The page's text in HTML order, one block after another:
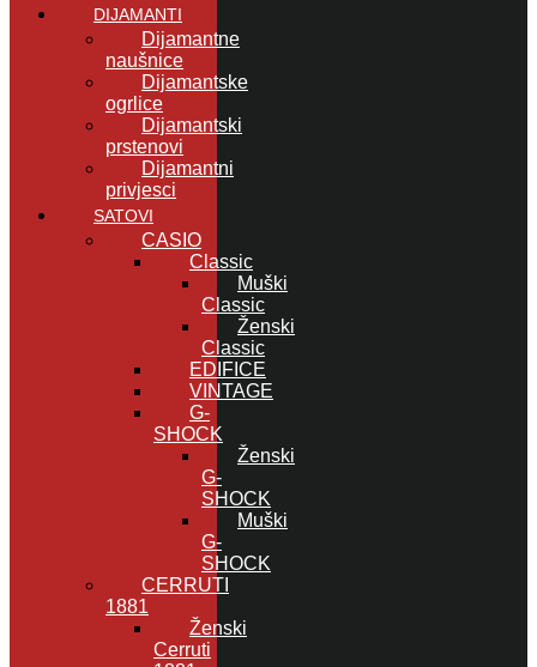
DIJAMANTI
Dijamantne
naušnice
Dijamantske
ogrlice
Dijamantski
prstenovi
Dijamantni
privjesci
SATOVI
CASIO
Classic
Muški
Classic
Ženski
Classic
EDIFICE
VINTAGE
G-
SHOCK
Ženski
G-
SHOCK
Muški
G-
SHOCK
CERRUTI
1881
Ženski
Cerruti